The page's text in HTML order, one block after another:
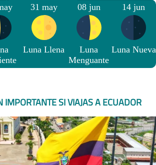
31 may
Luna Llena
08 jun
Luna
Menguante
14 jun
Luna Nueva
IMPORTANTE SI VIAJAS A ECUADOR